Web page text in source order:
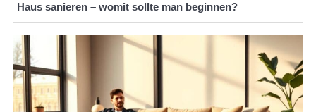
Haus sanieren – womit sollte man beginnen?